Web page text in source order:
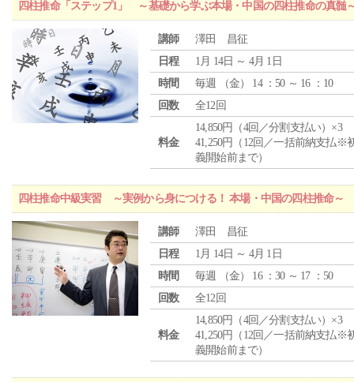
四柱推命「ステップ1」 ～基礎から学ぶ本場・中国の四柱推命の真髄
講師
澤田 昌征
日程
1月 14日 ～ 4月 1日
時間
毎週 （金） 14 ：50 ～ 16 ：10
回数
全12回
料金
14,850円（4回／分割支払い）×3
41,250円（12回／一括前納支払※
義開始前まで）
四柱推命中級実習 ～実例から身につける！ 本場・中国の四柱推命～
講師
澤田 昌征
日程
1月 14日 ～ 4月 1日
時間
毎週 （金） 16 ：30 ～ 17 ：50
回数
全12回
料金
14,850円（4回／分割支払い）×3
41,250円（12回／一括前納支払※
義開始前まで）